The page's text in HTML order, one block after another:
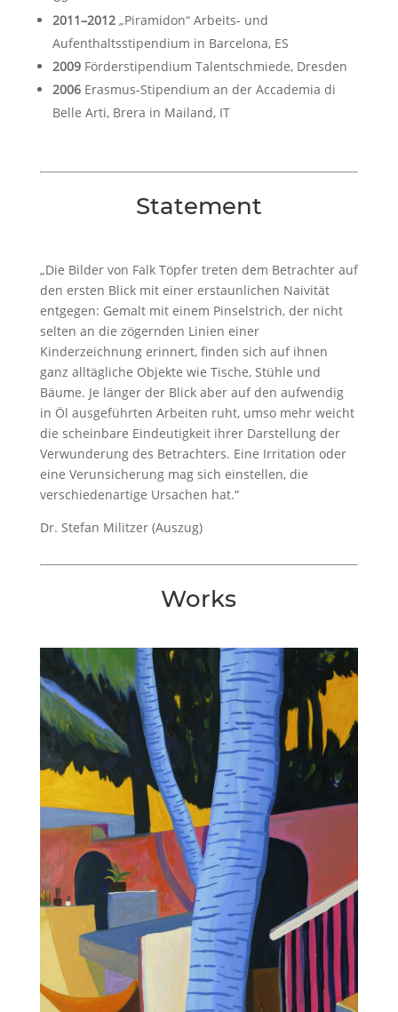
2011–2012„Piramidon“ Arbeits- und
Aufenthaltsstipendium in Barcelona, ES
2009Förderstipendium Talentschmiede, Dresden
2006Erasmus-Stipendium an der Accademia di
Belle Arti, Brera in Mailand, IT
Statement
„Die Bilder von Falk Töpfer treten dem Betrachter auf
den ersten Blick mit einer erstaunlichen Naivität
entgegen: Gemalt mit einem Pinselstrich, der nicht
selten an die zögernden Linien einer
Kinderzeichnung erinnert, finden sich auf ihnen
ganz alltägliche Objekte wie Tische, Stühle und
Bäume. Je länger der Blick aber auf den aufwendig
in Öl ausgeführten Arbeiten ruht, umso mehr weicht
die scheinbare Eindeutigkeit ihrer Darstellung der
Verwunderung des Betrachters. Eine Irritation oder
eine Verunsicherung mag sich einstellen, die
verschiedenartige Ursachen hat.“
Dr. Stefan Militzer (Auszug)
Works